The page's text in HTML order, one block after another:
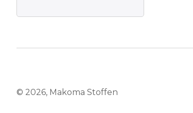
© 2026, Makoma Stoffen